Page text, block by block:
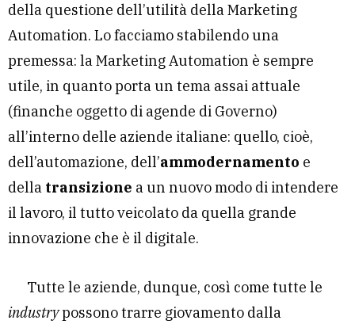
della questione dell’utilità della Marketing
Automation. Lo facciamo stabilendo una
premessa: la Marketing Automation è sempre
utile, in quanto porta un tema assai attuale
(finanche oggetto di agende di Governo)
all’interno delle aziende italiane: quello, cioè,
dell’automazione, dell’ammodernamento e
della transizione a un nuovo modo di intendere
il lavoro, il tutto veicolato da quella grande
innovazione che è il digitale.
Tutte le aziende, dunque, così come tutte le
industrypossono trarre giovamento dalla